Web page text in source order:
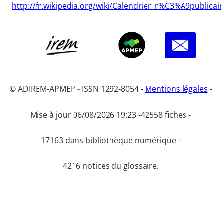
http://fr.wikipedia.org/wiki/
© ADIREM-APMEP - ISSN 1292-8054 - Mentions légales -
Mise à jour 06/08/2026 19:23 -42558 fiches -
17163 dans bibliothèque numérique -
4216 notices du glossaire.